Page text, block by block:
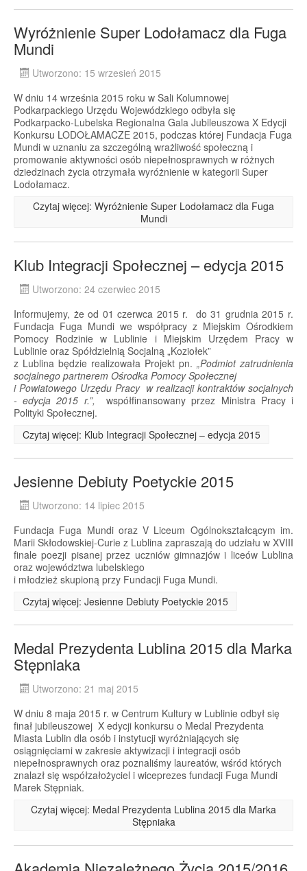
Wyróżnienie Super Lodołamacz dla Fuga
Mundi
Utworzono: 15 wrzesień 2015
W dniu 14 września 2015 roku w Sali Kolumnowej
Podkarpackiego Urzędu Wojewódzkiego odbyła się
Podkarpacko-Lubelska Regionalna Gala Jubileuszowa X Edycji
Konkursu LODOŁAMACZE 2015, podczas której Fundacja Fuga
Mundi w uznaniu za szczególną wrażliwość społeczną i
promowanie aktywności osób niepełnosprawnych w różnych
dziedzinach życia otrzymała wyróżnienie w kategorii Super
Lodołamacz.
Czytaj więcej: Wyróżnienie Super Lodołamacz dla Fuga
Mundi
Klub Integracji Społecznej – edycja 2015
Utworzono: 24 czerwiec 2015
Informujemy, że od 01 czerwca 2015 r. do 31 grudnia 2015 r.
Fundacja Fuga Mundi we współpracy z Miejskim Ośrodkiem
Pomocy Rodzinie w Lublinie i Miejskim Urzędem Pracy w
Lublinie oraz Spółdzielnią Socjalną „Koziołek”
z Lublina będzie realizowała Projekt pn. „Podmiot zatrudnienia
socjalnego partnerem Ośrodka Pomocy Społecznej
i Powiatowego Urzędu Pracy w realizacji kontraktów socjalnych
- edycja 2015 r.”,współfinansowany przez Ministra Pracy i
Polityki Społecznej.
Czytaj więcej: Klub Integracji Społecznej – edycja 2015
Jesienne Debiuty Poetyckie 2015
Utworzono: 14 lipiec 2015
Fundacja Fuga Mundi oraz V Liceum Ogólnokształcącym im.
Marii Skłodowskiej-Curie z Lublina zapraszają do udziału w XVIII
finale poezji pisanej przez uczniów gimnazjów i liceów Lublina
oraz województwa lubelskiego
i młodzież skupioną przy Fundacji Fuga Mundi.
Czytaj więcej: Jesienne Debiuty Poetyckie 2015
Medal Prezydenta Lublina 2015 dla Marka
Stępniaka
Utworzono: 21 maj 2015
W dniu 8 maja 2015 r. w Centrum Kultury w Lublinie odbył się
finał jubileuszowej X edycji konkursu o Medal Prezydenta
Miasta Lublin dla osób i instytucji wyróżniających się
osiągnięciami w zakresie aktywizacji i integracji osób
niepełnosprawnych oraz poznaliśmy laureatów, wśród których
znalazł się współzałożyciel i wiceprezes fundacji Fuga Mundi
Marek Stępniak.
Czytaj więcej: Medal Prezydenta Lublina 2015 dla Marka
Stępniaka